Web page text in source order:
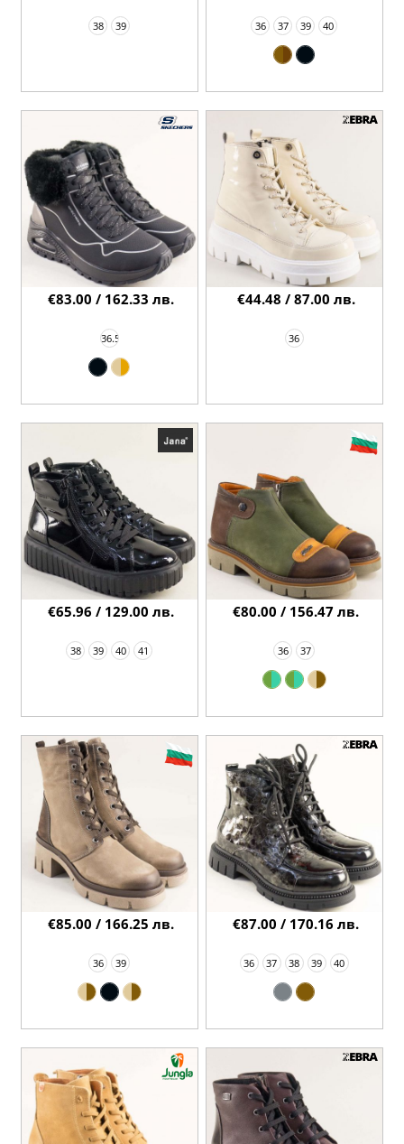
38 39 36 37 39 40
36.5
€83.00 / 162.33 лв.
36
€44.48 / 87.00 лв.
38 39 40 41
€65.96 / 129.00 лв.
36 37
€80.00 / 156.47 лв.
36 39
€85.00 / 166.25 лв.
36 37 38 39 40
€87.00 / 170.16 лв.